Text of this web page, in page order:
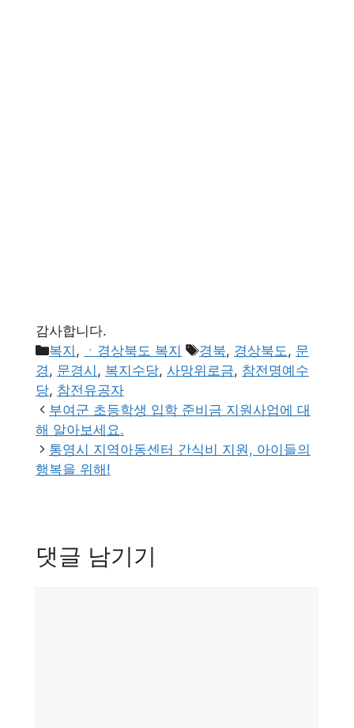
감사합니다.
카
테
고
리
복지, ㆍ경상북도 복지
태
그
경북, 경상북도, 문
경, 문경시, 복지수당, 사망위로금, 참전명예수
당, 참전유공자
부여군 초등학생 입학 준비금 지원사업에 대
해 알아보세요.
통영시 지역아동센터 간식비 지원, 아이들의
행복을 위해!
댓글 남기기